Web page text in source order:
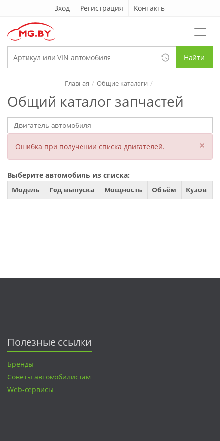
Вход Регистрация Контакты
Найти
Общий каталог запчастей
Главная Общие каталоги
Ошибка при получении списка двигателей. ×
Выберите автомобиль из списка:
Модель
Год выпуска Мощность Объём Кузов
Полезные ссылки
Бренды
Советы автомобилистам
Web-сервисы